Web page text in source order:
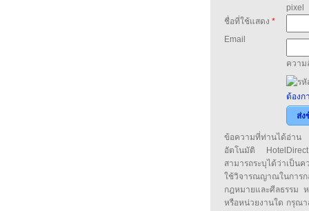
pixel
ชื่อที่ใช้แสดง *
Email
ความ
ต้องก
ส่ง
ข้อความที่ท่านได้อ่าน
อัตโนมัติ
สามารถระบุได้ว่าเป็น
ใช้วิจารณญาณในกา
กฎหมายและศีลธรรม
หรือหน่วยงานใด กรุณา